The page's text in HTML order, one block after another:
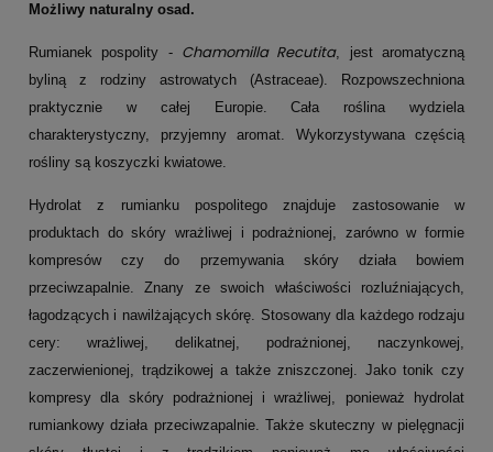
Możliwy naturalny osad.
Rumianek pospolity - Chamomilla Recutita, jest aromatyczną
byliną z rodziny astrowatych (Astraceae). Rozpowszechniona
praktycznie w całej Europie. Cała roślina wydziela
charakterystyczny, przyjemny aromat. Wykorzystywana częścią
rośliny są koszyczki kwiatowe.
Hydrolat z rumianku pospolitego znajduje zastosowanie w
produktach do skóry wrażliwej i podrażnionej, zarówno w formie
kompresów czy do przemywania skóry działa bowiem
przeciwzapalnie. Znany ze swoich właściwości rozluźniających,
łagodzących i nawilżających skórę. Stosowany dla każdego rodzaju
cery: wrażliwej, delikatnej, podrażnionej, naczynkowej,
zaczerwienionej, trądzikowej a także zniszczonej. Jako tonik czy
kompresy dla skóry podrażnionej i wrażliwej, ponieważ hydrolat
rumiankowy działa przeciwzapalnie. Także skuteczny w pielęgnacji